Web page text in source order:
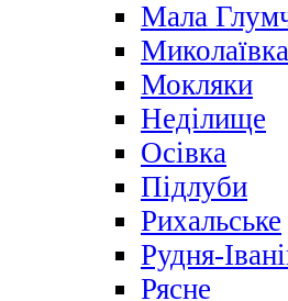
Мала
Миколаївка
Мокляки
Неділище
Осівка
Підлуби
Рихальське
Рудня-
Рясне